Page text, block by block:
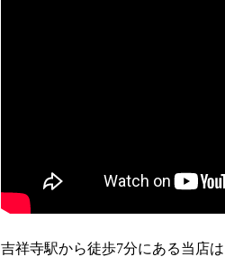
吉祥寺駅から徒歩7分にある当店